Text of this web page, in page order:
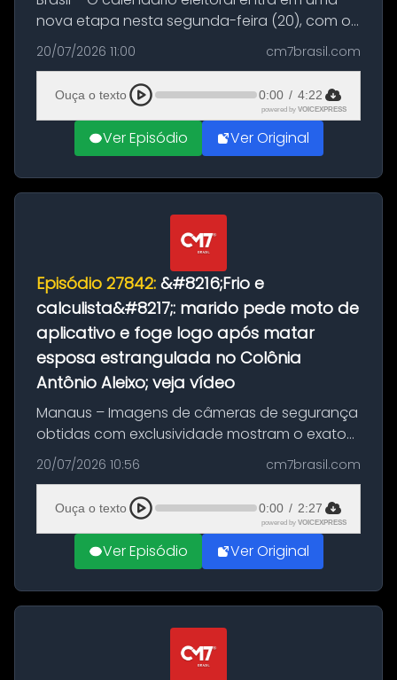
nova etapa nesta segunda-feira (20), com o
início do período destinado às convenções
partidárias. Até 5 de agosto, partidos e
federações poderão oficializa...
20/07/2026 11:00 cm7brasil.com
Ouça o texto 0:00 / 4:22
powered by VOICEXPRESS
Ver Episódio Ver Original
Episódio 27842: &#8216;Frio e
calculista&#8217;: marido pede moto de
aplicativo e foge logo após matar
esposa estrangulada no Colônia
Antônio Aleixo; veja vídeo
Manaus – Imagens de câmeras de segurança
obtidas com exclusividade mostram o exato
momento da fuga do principal suspeito da
morte de Larissa Araújo, de 28 anos. O crime
ocorreu na noite deste último d...
20/07/2026 10:56 cm7brasil.com
Ouça o texto 0:00 / 2:27
powered by VOICEXPRESS
Ver Episódio Ver Original